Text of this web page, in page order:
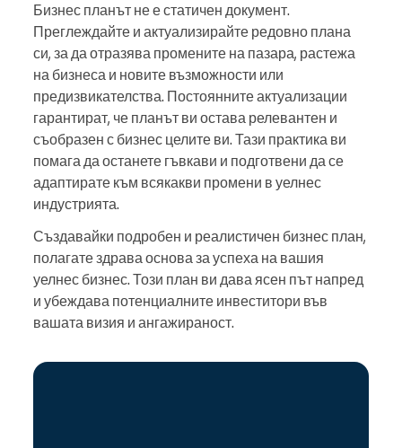
Бизнес планът не е статичен документ.
Преглеждайте и актуализирайте редовно плана
си, за да отразява промените на пазара, растежа
на бизнеса и новите възможности или
предизвикателства. Постоянните актуализации
гарантират, че планът ви остава релевантен и
съобразен с бизнес целите ви. Тази практика ви
помага да останете гъвкави и подготвени да се
адаптирате към всякакви промени в уелнес
индустрията.
Създавайки подробен и реалистичен бизнес план,
полагате здрава основа за успеха на вашия
уелнес бизнес. Този план ви дава ясен път напред
и убеждава потенциалните инвеститори във
вашата визия и ангажираност.